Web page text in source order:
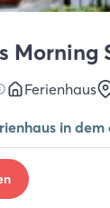
Morning
Ferienhaus
in